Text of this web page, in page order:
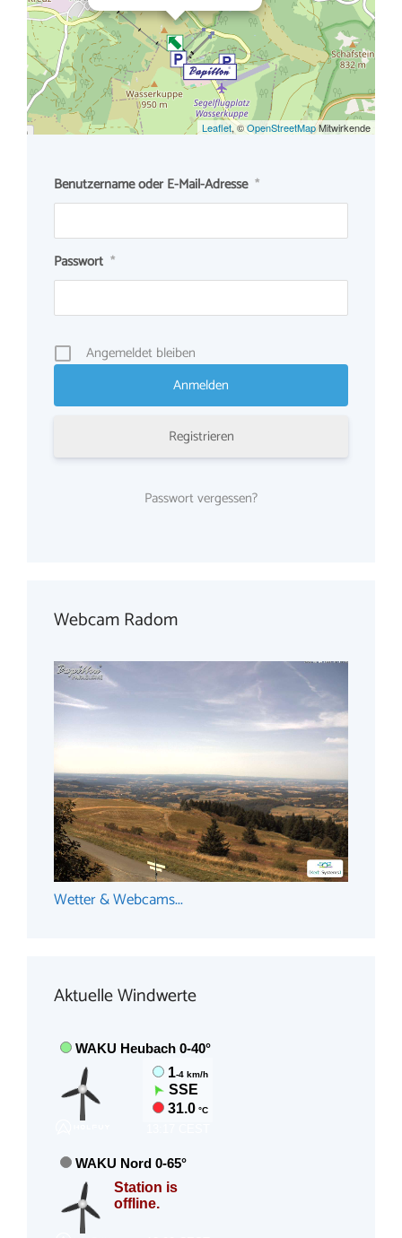
Leaflet, ©OpenStreetMapMitwirkende
Benutzername oder E-Mail-Adresse *
Passwort *
Angemeldet bleiben
Registrieren
Passwort vergessen?
Webcam Radom
Wetter & Webcams...
Aktuelle Windwerte